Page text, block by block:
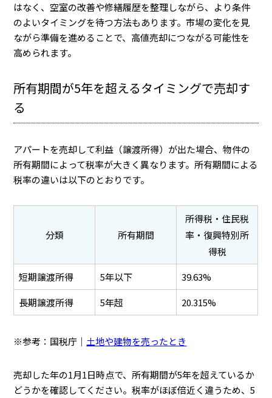
はなく、空室の改善や修繕履歴を整理しながら、より条件
のよいタイミングを待つ方法もあります。市場の変化を見
ながら準備を進めることで、高値売却につながる可能性を
高められます。
所有期間が5年を超えるタイミングで売却す
る
アパートを売却して利益（譲渡所得）が出た場合、物件の
所有期間によって税率が大きく異なります。所有期間による
税率の違いは以下のとおりです。
分類 所有期間
所得税・住民税
率・復興特別所
得税
短期譲渡所得
5年以下
39.63%
長期譲渡所得
5年超 20.315%
※参考：国税庁｜ 土地や建物を売ったとき
売却した年の1月1日時点で、所有期間が5年を超えているか
どうかを確認してください。税率がほぼ倍近く違うため、5